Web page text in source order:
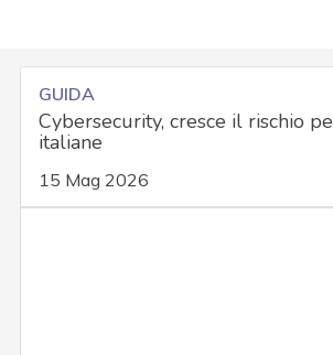
GUIDA
Cybersecurity, cresce il rischio
italiane
15 Mag 2026